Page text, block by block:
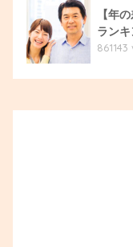
【年
ラン